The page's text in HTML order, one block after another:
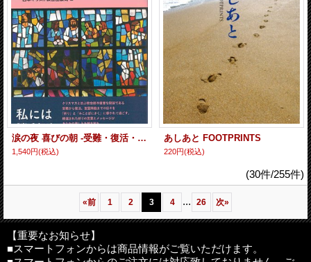
涙の夜 喜びの朝 -受難・復活・聖霊降臨- ※お取り寄せ品
1,540円(税込)
あしあと FOOTPRINTS
220円(税込)
(30件/255件)
«前 1 2 3 4 ... 26 次»
【重要なお知らせ】
■スマートフォンからは商品情報がご覧いただけます。